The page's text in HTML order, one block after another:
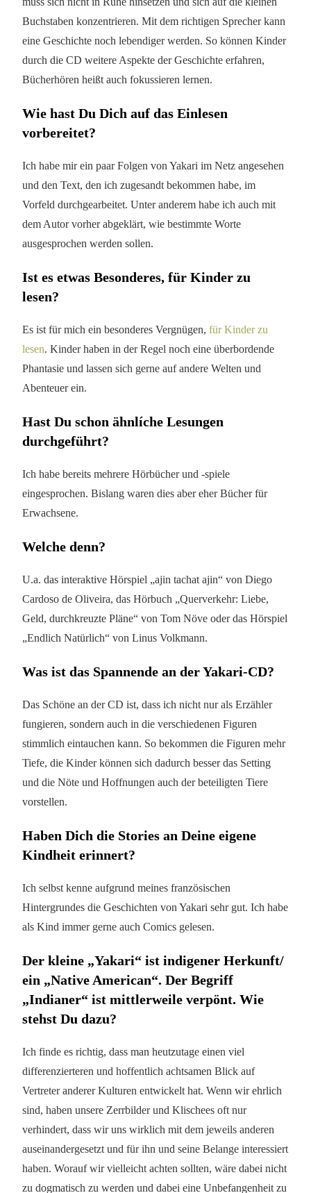
Buchstaben konzentrieren. Mit dem richtigen Sprecher kann
eine Geschichte noch lebendiger werden. So können Kinder
durch die CD weitere Aspekte der Geschichte erfahren,
Bücherhören heißt auch fokussieren lernen.
Wie hast Du Dich auf das Einlesen
vorbereitet?
Ich habe mir ein paar Folgen von Yakari im Netz angesehen
und den Text, den ich zugesandt bekommen habe, im
Vorfeld durchgearbeitet. Unter anderem habe ich auch mit
dem Autor vorher abgeklärt, wie bestimmte Worte
ausgesprochen werden sollen.
Ist es etwas Besonderes, für Kinder zu
lesen?
Es ist für mich ein besonderes Vergnügen,für Kinder zu
lesen. Kinder haben in der Regel noch eine überbordende
Phantasie und lassen sich gerne auf andere Welten und
Abenteuer ein.
Hast Du schon ähnlíche Lesungen
durchgeführt?
Ich habe bereits mehrere Hörbücher und -spiele
eingesprochen. Bislang waren dies aber eher Bücher für
Erwachsene.
Welche denn?
U.a. das interaktive Hörspiel „ajin tachat ajin“ von Diego
Cardoso de Oliveira, das Hörbuch „Querverkehr: Liebe,
Geld, durchkreuzte Pläne“ von Tom Növe oder das Hörspiel
„Endlich Natürlich“ von Linus Volkmann.
Was ist das Spannende an der Yakari-CD?
Das Schöne an der CD ist, dass ich nicht nur als Erzähler
fungieren, sondern auch in die verschiedenen Figuren
stimmlich eintauchen kann. So bekommen die Figuren mehr
Tiefe, die Kinder können sich dadurch besser das Setting
und die Nöte und Hoffnungen auch der beteiligten Tiere
vorstellen.
Haben Dich die Stories an Deine eigene
Kindheit erinnert?
Ich selbst kenne aufgrund meines französischen
Hintergrundes die Geschichten von Yakari sehr gut. Ich habe
als Kind immer gerne auch Comics gelesen.
Der kleine „Yakari“ ist indigener Herkunft/
ein „Native American“. Der Begriff
„Indianer“ ist mittlerweile verpönt. Wie
stehst Du dazu?
Ich finde es richtig, dass man heutzutage einen viel
differenzierteren und hoffentlich achtsamen Blick auf
Vertreter anderer Kulturen entwickelt hat. Wenn wir ehrlich
sind, haben unsere Zerrbilder und Klischees oft nur
verhindert, dass wir uns wirklich mit dem jeweils anderen
auseinandergesetzt und für ihn und seine Belange interessiert
haben. Worauf wir vielleicht achten sollten, wäre dabei nicht
zu dogmatisch zu werden und dabei eine Unbefangenheit zu